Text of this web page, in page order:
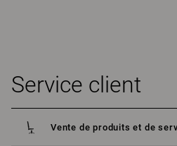
Service client
Vente de produits et de